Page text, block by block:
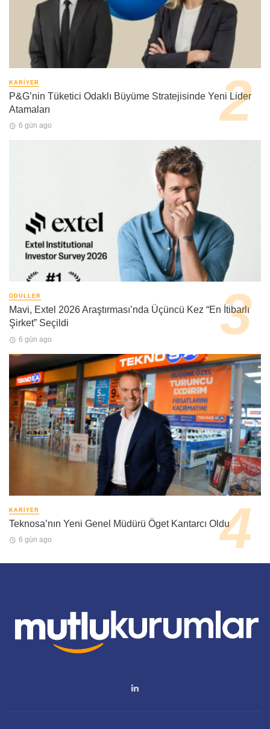
KARIYER
P&G’nin Tüketici Odaklı Büyüme Stratejisinde Yeni Lider
Atamaları
6 gün ago
ÖDÜLLER
Mavi, Extel 2026 Araştırması’nda Üçüncü Kez “En İtibarlı
Şirket” Seçildi
6 gün ago
KARIYER
Teknosa’nın Yeni Genel Müdürü Öget Kantarcı Oldu
6 gün ago